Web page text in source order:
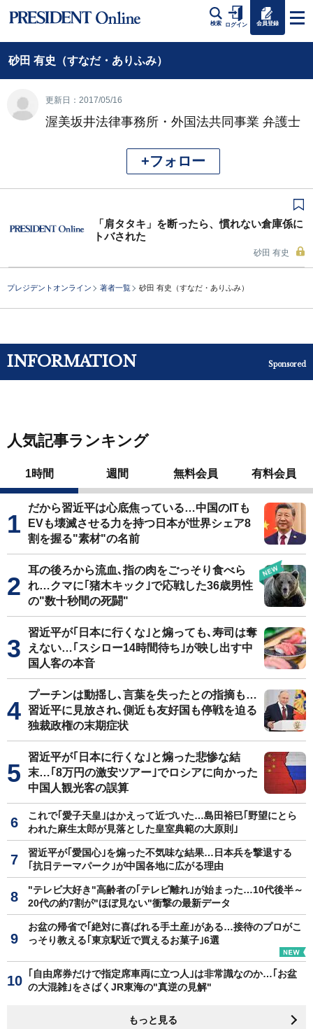
検索 ログイン 会員登録
砂田 有史（すなだ・ありふみ）
更新日：2017/05/16
渥美坂井法律事務所・外国法共同事業 弁護士
+フォロー
「肩タタキ」を断ったら、慣れない倉庫係に
トバされた
砂田 有史
プレジデントオンライン 著者一覧 砂田 有史（すなだ・ありふみ）
INFORMATION Sponsored
人気記事ランキング
1時間 週間 無料会員 有料会員
だから習近平は心底焦っている…中国のITも
EVも壊滅させる力を持つ日本が世界シェア8
割を握る"素材"の名前
耳の後ろから流血､指の肉をごっそり食べら
れ…クマに｢猪木キック｣で応戦した36歳男性
の"数十秒間の死闘"
習近平が｢日本に行くな｣と煽っても､寿司は奪
えない…｢スシロー14時間待ち｣が映し出す中
国人客の本音
プーチンは動揺し､言葉を失ったとの指摘も…
習近平に見放され､側近も友好国も停戦を迫る
独裁政権の末期症状
習近平が｢日本に行くな｣と煽った悲惨な結
末…｢8万円の激安ツアー｣でロシアに向かった
中国人観光客の誤算
これで｢愛子天皇｣はかえって近づいた…島田裕巳｢野望にとら
われた麻生太郎が見落とした皇室典範の大原則｣
習近平が｢愛国心｣を煽った不気味な結果…日本兵を撃退する
｢抗日テーマパーク｣が中国各地に広がる理由
"テレビ大好き"高齢者の｢テレビ離れ｣が始まった…10代後半～
20代の約7割が"ほぼ見ない"衝撃の最新データ
お盆の帰省で｢絶対に喜ばれる手土産｣がある…接待のプロがこ
っそり教える｢東京駅近で買えるお菓子｣6選
｢自由席券だけで指定席車両に立つ人｣は非常識なのか…｢お盆
の大混雑｣をさばくJR東海の"真逆の見解"
もっと見る